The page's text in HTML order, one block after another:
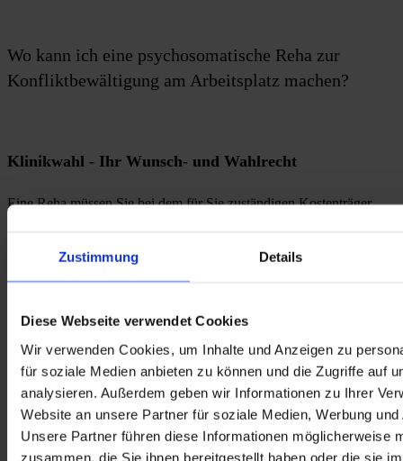
Zustimmung Details
Diese Webseite verwendet Cookies
Wir verwenden Cookies, um Inhalte und Anzeigen zu
für soziale Medien anbieten zu können und die Zugriffe auf
analysieren. Außerdem geben wir Informationen zu Ihrer
Website an unsere Partner für soziale Medien, Werbung
Unsere Partner führen diese Informationen möglicherweise
zusammen, die Sie ihnen bereitgestellt haben oder die sie
Wo kann ich eine psychosomatische Reha zur
Konfliktbewältigung am Arbeitsplatz machen?
Klinikwahl - Ihr Wunsch- und Wahlrecht
Eine Reha müssen Sie bei dem für Sie zuständigen Kostenträger
eignet. Diese Möglichkeit der Patientenmitsprache nennt sich
Wunsch- und Wahlrecht. Ihren Klinikwunsch begründen Sie idealer
Weise gleich bei Ihrem Reha-Antrag. Bei der Begründung können
angeben. Eine psychosomatische Reha mit diesem Schwerpunkt
Dr. Becker Klinik Juliana in Wuppertal